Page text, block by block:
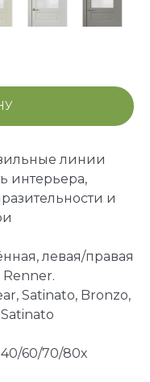
линии
интерьера,
и
левая/правая
Satinato, Bronzo,
40/60/70/80х